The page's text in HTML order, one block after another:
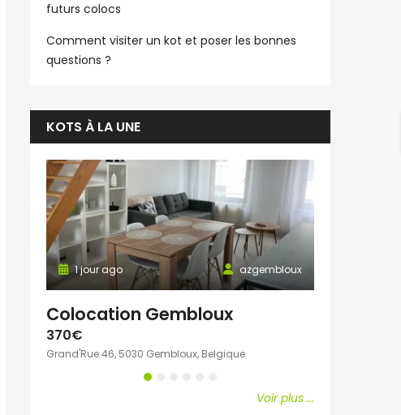
futurs colocs
Comment visiter un kot et poser les bonnes
questions ?
KOTS À LA UNE
azgembloux
1 jour ago
Colocation Gembloux
370€
Grand'Rue 46, 5030 Gembloux, Belgique
Voir plus ...